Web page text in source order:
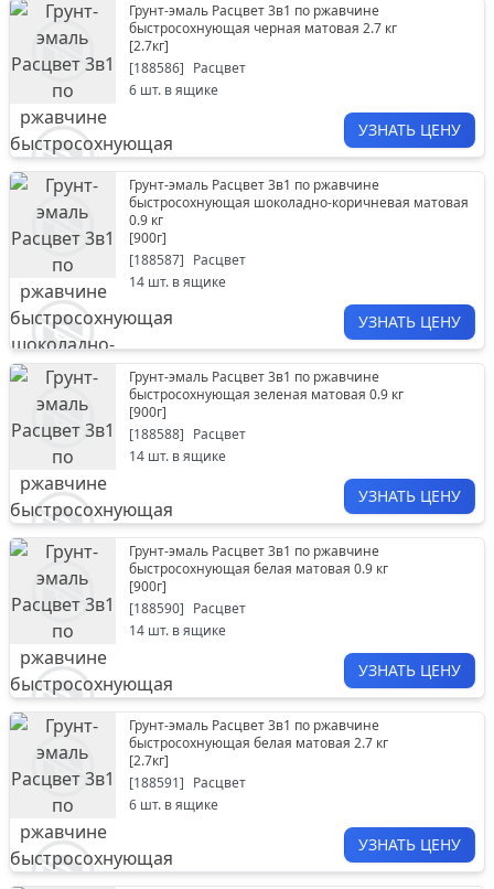
Грунт-эмаль Расцвет 3в1 по ржавчине
быстросохнующая черная матовая 2.7 кг
[2.7кг]
[188586] Расцвет
6 шт. в ящике
УЗНАТЬ ЦЕНУ
Грунт-эмаль Расцвет 3в1 по ржавчине
быстросохнующая шоколадно-коричневая матовая
0.9 кг
[900г]
[188587] Расцвет
14 шт. в ящике
УЗНАТЬ ЦЕНУ
Грунт-эмаль Расцвет 3в1 по ржавчине
быстросохнующая зеленая матовая 0.9 кг
[900г]
[188588] Расцвет
14 шт. в ящике
УЗНАТЬ ЦЕНУ
Грунт-эмаль Расцвет 3в1 по ржавчине
быстросохнующая белая матовая 0.9 кг
[900г]
[188590] Расцвет
14 шт. в ящике
УЗНАТЬ ЦЕНУ
Грунт-эмаль Расцвет 3в1 по ржавчине
быстросохнующая белая матовая 2.7 кг
[2.7кг]
[188591] Расцвет
6 шт. в ящике
УЗНАТЬ ЦЕНУ